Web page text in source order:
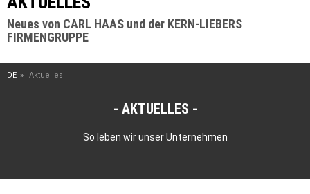
Neues von CARL HAAS und der KERN-LIEBERS
FIRMENGRUPPE
DE Aktuelles
AKTUELLES
So leben wir unser Unternehmen